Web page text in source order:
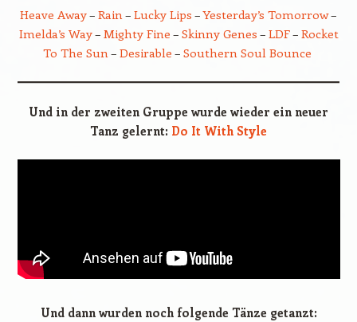
Heave Away– Rain – Lucky Lips –Yesterday’s Tomorrow–
Imelda’s Way– Mighty Fine – Skinny Genes – LDF– Rocket
To The Sun – Desirable – Southern Soul Bounce
Und in der zweiten Gruppe wurde wieder ein neuer
Tanz gelernt: Do It With Style
Und dann wurden noch folgende Tänze getanzt: